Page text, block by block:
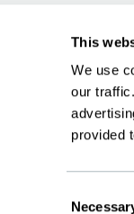
This
We use
our
provided
CGVF |